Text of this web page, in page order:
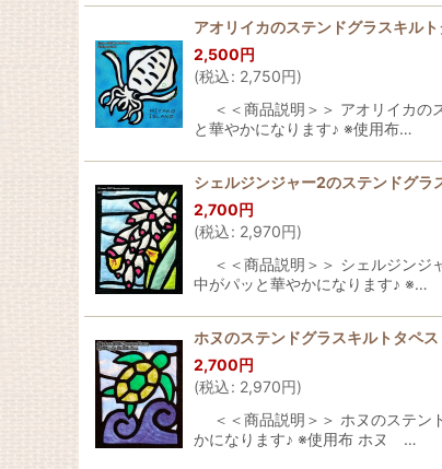
アオリイカのステンドグラスキル
2,500円
(税込: 2,750円)
＜＜商品説明＞＞ アオリイカの
と華やかになります♪ ※使用布…
シェルジンジャー2のステンドグ
2,700円
(税込: 2,970円)
＜＜商品説明＞＞ シェルジンジ
中がパッと華やかになります♪ ※…
ホヌのステンドグラスキルトタペ
2,700円
(税込: 2,970円)
＜＜商品説明＞＞ ホヌのステン
かになります♪ ※使用布 ホヌ …